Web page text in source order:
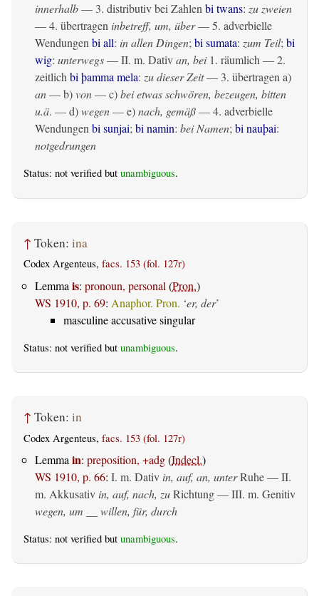
innerhalb— 3. distributiv bei Zahlenbi twans: zu zweien
— 4. übertragen inbetreff, um, über— 5. adverbielle
Wendungenbi all: in allen Dingen;bi sumata: zum Teil;bi
wig: unterwegs— II. m. Dativan, bei1. räumlich— 2.
zeitlichbi þamma mela: zu dieser Zeit— 3. übertragena)
an— b)von— c)bei etwas schwören, bezeugen, bitten
u.ä. — d)wegen— e)nach, gemäß— 4. adverbielle
Wendungenbi sunjai;bi namin: bei Namen;bi nauþai:
notgedrungen
Status: not verified but unambiguous.
↑ Token: ina
Codex Argenteus, facs. 153 (fol. 127r)
Lemma is: pronoun, personal (Pron.)
WS 1910, p. 69: Anaphor. Pron. ‘er, der’
masculine accusative singular
Status: not verified but unambiguous.
↑ Token: in
Codex Argenteus, facs. 153 (fol. 127r)
Lemma in: preposition, +adg(Indecl.)
WS 1910, p. 66: I. m. Dativ in, auf, an, unterRuhe — II.
m. Akkusativ in, auf, nach, zuRichtung — III. m. Genitiv
wegen, um __ willen, für, durch
Status: not verified but unambiguous.